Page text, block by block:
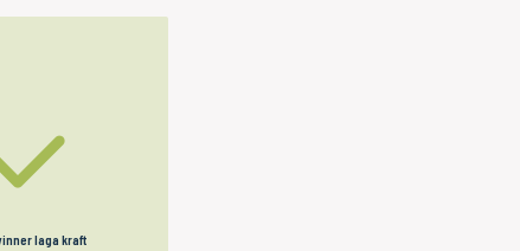
laga kraft